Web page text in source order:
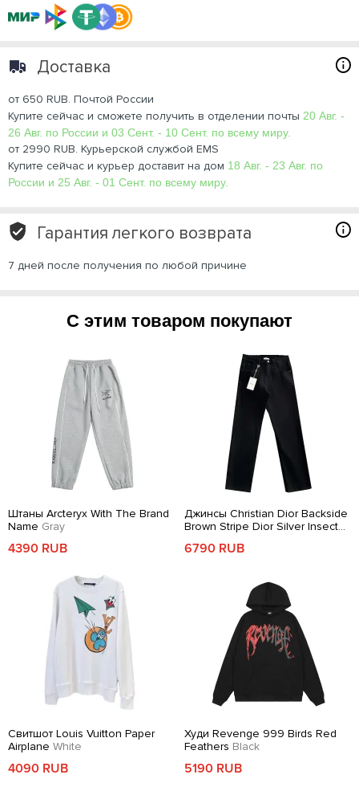
Доставка
от 650 RUB. Почтой России
Купите сейчас и сможете получить в отделении почты 20 Авг. -
26 Авг. по России и 03 Сент. - 10 Сент. по всему миру.
от 2990 RUB. Курьерской службой EMS
Купите сейчас и курьер доставит на дом 18 Авг. - 23 Авг. по
России и 25 Авг. - 01 Сент. по всему миру.
Гарантия легкого возврата
7 дней после получения по любой причине
С этим товаром покупают
Штаны Arcteryx With The Brand
Name Gray
4390 RUB
Джинсы Christian Dior Backside
Brown Stripe Dior Silver Insect
6790 RUB
Свитшот Louis Vuitton Paper
Airplane White
4090 RUB
Худи Revenge 999 Birds Red
Feathers Black
5190 RUB